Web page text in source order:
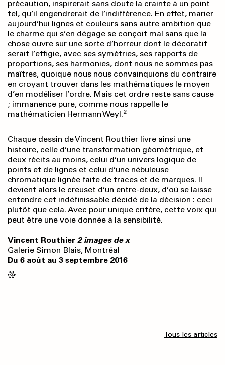
précaution, inspirerait sans doute la crainte à un point
tel, qu’il engendrerait de l’indifférence. En effet, marier
aujourd’hui lignes et couleurs sans autre ambition que
le charme qui s’en dégage se conçoit mal sans que la
chose ouvre sur une sorte d’horreur dont le décoratif
serait l’effigie, avec ses symétries, ses rapports de
proportions, ses harmonies, dont nous ne sommes pas
maîtres, quoique nous nous convainquions du contraire
en croyant trouver dans les mathématiques le moyen
d’en modéliser l’ordre. Mais cet ordre reste sans cause
; immanence pure, comme nous rappelle le
mathématicien Hermann Weyl.2
Chaque dessin de Vincent Routhier livre ainsi une
histoire, celle d’une transformation géométrique, et
deux récits au moins, celui d’un univers logique de
points et de lignes et celui d’une nébuleuse
chromatique lignée faite de traces et de marques. Il
devient alors le creuset d’un entre-deux, d’où se laisse
entendre cet indéfinissable décidé de la décision : ceci
plutôt que cela. Avec pour unique critère, cette voix qui
peut être une voie donnée à la sensibilité.
Vincent Routhier 2 images de x
Galerie Simon Blais, Montréal
Du 6 août au 3 septembre 2016
Tous les articles